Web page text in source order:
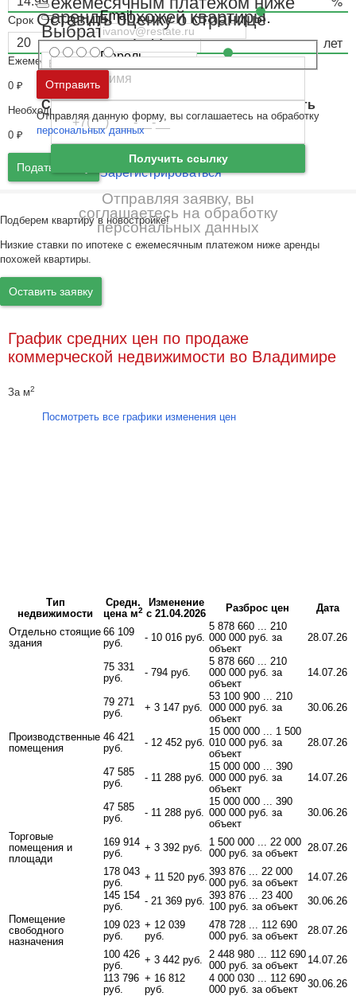
Выбрать город
Москва и
Московская область
Санкт-Петербург иЛенинградская область
Email
Пароль
Войти Забыли пароль
Ещё нет аккаунта?
Зарегистрироваться
Срок
Ежемесячный платёж
0 ₽
Необходимый доход
0 ₽
Подать заявку
Подберем квартиру в новостройке!
Низкие ставки по ипотеке с ежемесячным платежом ниже аренды
похожей квартиры.
Оставить заявку
аренды похожей квартиры.
Получить ссылку
Отправляя заявку, вы
соглашаетесь на обработку
персональных данных
График средних цен по продаже
коммерческой недвижимости во Владимире
За м2
Посмотреть все графики изменения цен
Тип
недвижимости
Средн.
цена м2
Изменение
с 21.04.2026
Разброс цен
Дата
Отдельно стоящие
здания
66 109
руб.
- 10 016 руб.
5 878 660 ... 210
000 000 руб. за
объект
28.07.26
75 331
руб.
- 794 руб.
5 878 660 ... 210
000 000 руб. за
объект
14.07.26
79 271
руб.
+ 3 147 руб.
53 100 900 ... 210
000 000 руб. за
объект
30.06.26
Производственные
помещения
46 421
руб.
- 12 452 руб.
15 000 000 ... 1 500
010 000 руб. за
объект
28.07.26
47 585
руб.
- 11 288 руб.
15 000 000 ... 390
000 000 руб. за
объект
14.07.26
47 585
руб.
- 11 288 руб.
15 000 000 ... 390
000 000 руб. за
объект
30.06.26
Торговые
помещения и
площади
169 914
руб.
+ 3 392 руб.
1 500 000 ... 22 000
000 руб. за объект
28.07.26
178 043
руб.
+ 11 520 руб. 393 876 ... 22 000
000 руб. за объект
14.07.26
145 154
руб.
- 21 369 руб. 393 876 ... 23 400
100 руб. за объект
30.06.26
Помещение
свободного
назначения
109 023
руб.
+ 12 039
руб.
478 728 ... 112 690
000 руб. за объект
28.07.26
100 426
руб.
+ 3 442 руб.
2 448 980 ... 112 690
000 руб. за объект
14.07.26
113 796
руб.
+ 16 812
руб.
4 000 030 ... 112 690
000 руб. за объект
30.06.26
Оставить оценку о странице
Отправить
Отправляя данную форму, вы соглашаетесь на обработку
персональных данных